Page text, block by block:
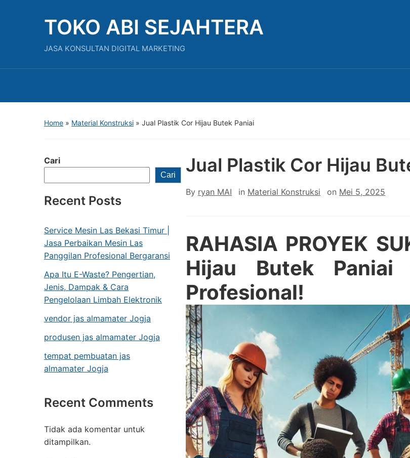
TOKO ABI SEJAHTERA
JASA KONSULTAN DIGITAL MARKETING
Home » Material Konstruksi » Jual Plastik Cor Hijau Butek Paniai
Cari
Cari
Recent Posts
Service Mesin Las Bekasi Timur |
Jasa Perbaikan Mesin Las
Panggilan Profesional Bergaransi
Apa Itu E-Waste? Pengertian,
Jenis, Dampak & Cara
Pengelolaan Limbah Elektronik
vendor jas almamater Jogja
produsen jas almamater Jogja
tempat pembuatan jas
almamater Jogja
Recent Comments
Tidak ada komentar untuk
ditampilkan.
Jual Plastik Cor Hijau
By ryan MAI in Material Konstruksi on Mei 5, 2025
RAHASIA PROYEK
Hijau Butek Paniai
Profesional!